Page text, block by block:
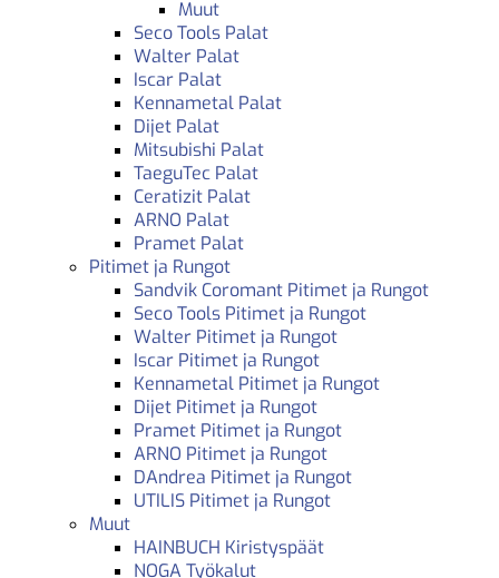
Muut
Seco Tools Palat
Walter Palat
Iscar Palat
Kennametal Palat
Dijet Palat
Mitsubishi Palat
TaeguTec Palat
Ceratizit Palat
ARNO Palat
Pramet Palat
Pitimet ja Rungot
Sandvik Coromant Pitimet ja Rungot
Seco Tools Pitimet ja Rungot
Walter Pitimet ja Rungot
Iscar Pitimet ja Rungot
Kennametal Pitimet ja Rungot
Dijet Pitimet ja Rungot
Pramet Pitimet ja Rungot
ARNO Pitimet ja Rungot
DAndrea Pitimet ja Rungot
UTILIS Pitimet ja Rungot
Muut
HAINBUCH Kiristyspäät
NOGA Työkalut